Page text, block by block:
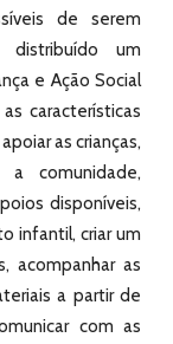
de serem
distribuído um
e Ação Social
características
as crianças,
comunidade,
disponíveis,
infantil, criar um
acompanhar as
a partir de
com as